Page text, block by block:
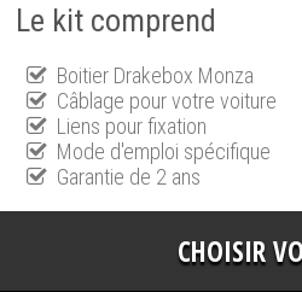
Le kit comprend
Boitier Drakebox Monza
Câblage pour votre voiture
Liens pour fixation
Mode d'emploi spécifique
Garantie de 2 ans
CHOISIR